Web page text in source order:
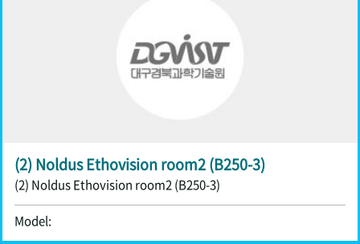
(2) Noldus Ethovision room2 (B250-3)
(2) Noldus Ethovision room2 (B250-3)
Model: